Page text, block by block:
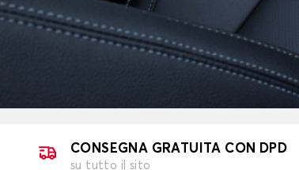
CONSEGNA GRATUITA CON DPD
su tutto il sito